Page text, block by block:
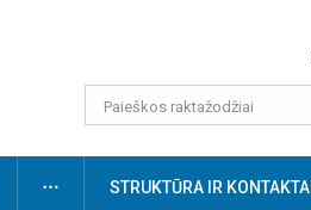
DAUGIAUSTRUKTŪRA IR KONTAKTAI